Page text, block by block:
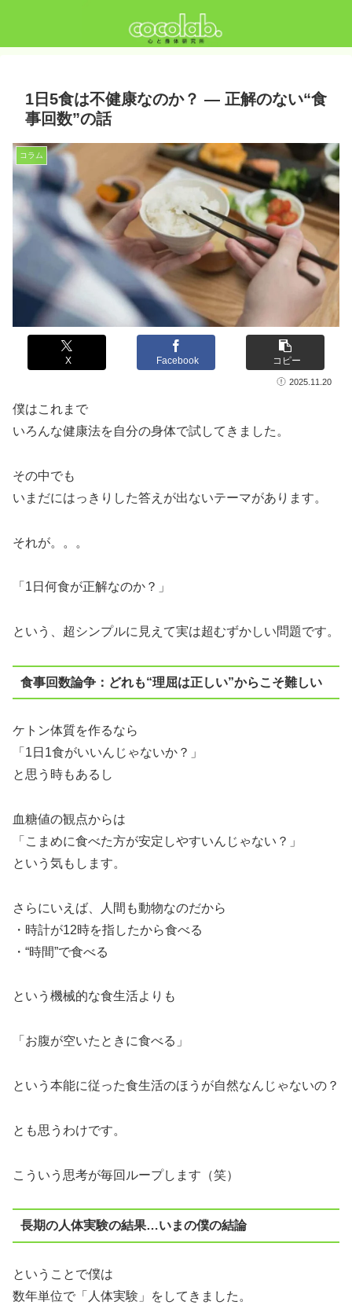
1日5食は不健康なのか？ ― 正解のない“食
事回数”の話
コラム
X Facebook コピー
2025.11.20
僕はこれまで
いろんな健康法を自分の身体で試してきました。
その中でも
いまだにはっきりした答えが出ないテーマがあります。
それが。。。
「1日何食が正解なのか？」
という、超シンプルに見えて実は超むずかしい問題です。
食事回数論争：どれも“理屈は正しい”からこそ難しい
ケトン体質を作るなら
「1日1食がいいんじゃないか？」
と思う時もあるし
血糖値の観点からは
「こまめに食べた方が安定しやすいんじゃない？」
という気もします。
さらにいえば、人間も動物なのだから
・時計が12時を指したから食べる
・“時間”で食べる
という機械的な食生活よりも
「お腹が空いたときに食べる」
という本能に従った食生活のほうが自然なんじゃないの？
とも思うわけです。
こういう思考が毎回ループします（笑）
長期の人体実験の結果…いまの僕の結論
ということで僕は
数年単位で「人体実験」をしてきました。